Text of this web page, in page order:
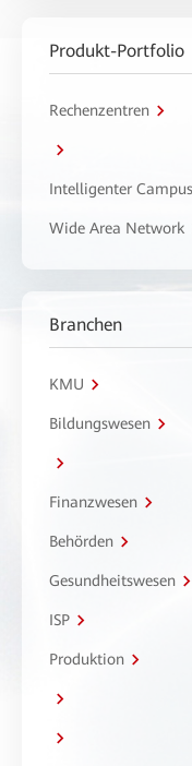
Produkt-Portfolio
Rechenzentren
Intelligenter Campus
Wide Area Network
Branchen
KMU
Bildungswesen
Finanzwesen
Behörden
Gesundheitswesen
ISP
Produktion